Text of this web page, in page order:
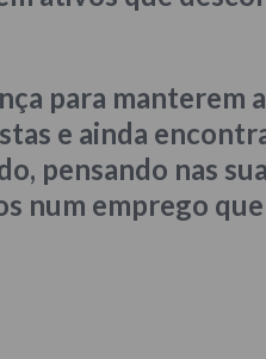
para manterem
e ainda
pensando nas
num emprego